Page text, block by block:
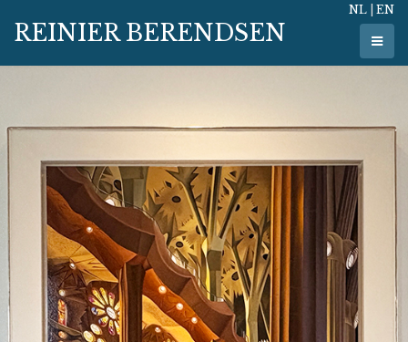
NL EN
REINIER BERENDSEN